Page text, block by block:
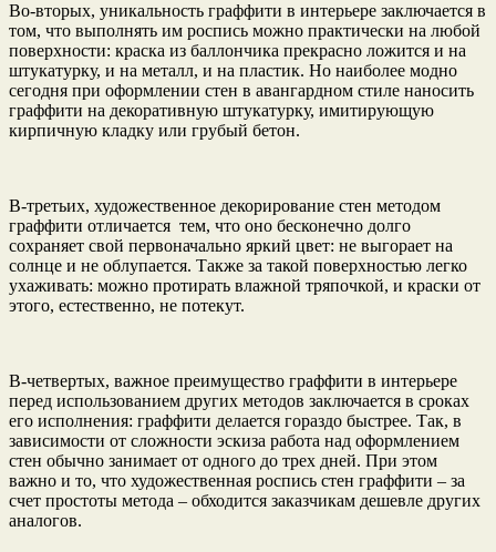
Во-вторых, уникальность граффити в интерьере заключается в
том, что выполнять им роспись можно практически на любой
поверхности: краска из баллончика прекрасно ложится и на
штукатурку, и на металл, и на пластик. Но наиболее модно
сегодня при оформлении стен в авангардном стиле наносить
граффити на декоративную штукатурку, имитирующую
кирпичную кладку или грубый бетон.
В-третьих, художественное декорирование стен методом
граффити отличается тем, что оно бесконечно долго
сохраняет свой первоначально яркий цвет: не выгорает на
солнце и не облупается. Также за такой поверхностью легко
ухаживать: можно протирать влажной тряпочкой, и краски от
этого, естественно, не потекут.
В-четвертых, важное преимущество граффити в интерьере
перед использованием других методов заключается в сроках
его исполнения: граффити делается гораздо быстрее. Так, в
зависимости от сложности эскиза работа над оформлением
стен обычно занимает от одного до трех дней. При этом
важно и то, что художественная роспись стен граффити – за
счет простоты метода – обходится заказчикам дешевле других
аналогов.